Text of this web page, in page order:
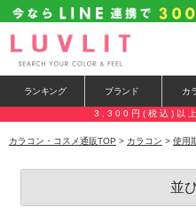
ランキング ブランド カ
3,300円(税込)以
カラコン・コスメ通販TOP > カラコン > 使用
並